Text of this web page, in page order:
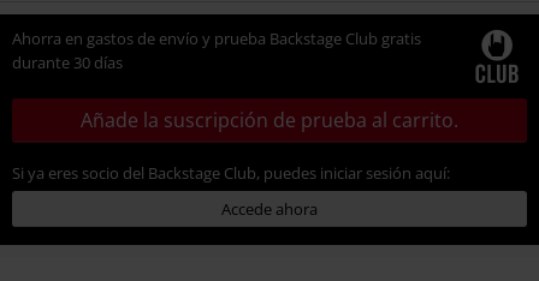
Ahorra en gastos de envío y prueba Backstage Club gratis
durante 30 días
Añade la suscripción de prueba al carrito.
Si ya eres socio del Backstage Club, puedes iniciar sesión aquí:
Accede ahora